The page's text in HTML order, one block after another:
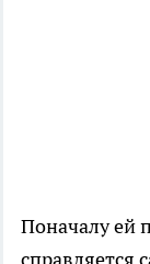
Поначалу ей